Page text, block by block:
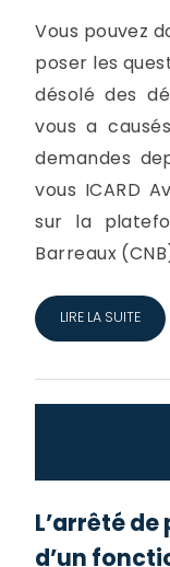
Vous pouvez
poser les
désolé des
vous a
demandes
vous ICARD
sur la
Barreaux
LIRE LA SUITE
L’arrêté
d’un